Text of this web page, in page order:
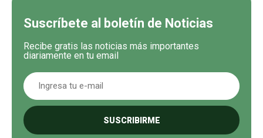
Suscríbete al boletín de Noticias
Recibe gratis las noticias más importantes
diariamente en tu email
SUSCRIBIRME